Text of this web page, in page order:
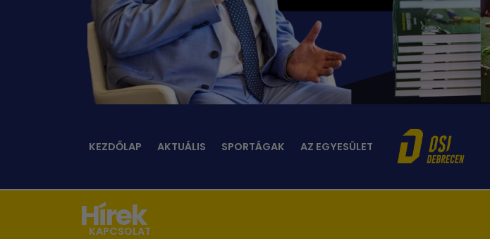
KEZDŐLAP AKTUÁLIS SPORTÁGAK AZ EGYESÜLET
KAPCSOLAT
Hírek